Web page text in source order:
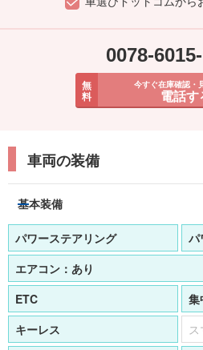
0078-
無
料
今すぐ在庫確認・
電話す
車両の装備
基本装備
パワーステアリング
パ
エアコン： あり
ETC
集
キーレス